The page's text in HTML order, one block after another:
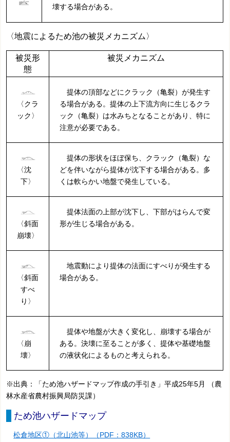
壊する場合がある。
〈地震によるため池の被災メカニズム〉
被災形
態
被災メカニズム
〈クラ
ック〉
提体の頂部などにクラック（亀裂）が発生す
る場合がある。提体の上下流方向に生じるクラ
ック（亀裂）は水みちとなることがあり、特に
注意が必要である。
〈沈
下〉
提体の形状をほぼ保ち、クラック（亀裂）な
どを伴いながら提体が沈下する場合がある。多
くは軟らかい地盤で発生している。
〈斜面
崩壊〉
提体法面の上部が沈下し、下部がはらんで変
形が生じる場合がある。
〈斜面
すべ
り〉
地震動により提体の法面にすべりが発生する
場合がある。
〈崩
壊〉
提体や地盤が大きく変化し、崩壊する場合が
ある。決壊に至ることが多く、提体や基礎地盤
の液状化によるものと考えられる。
※出典：「ため池ハザードマップ作成の手引き」平成25年5月 （農
林水産省農村振興局防災課）
ため池ハザードマップ
松倉地区①（北山池等）（PDF：838KB）